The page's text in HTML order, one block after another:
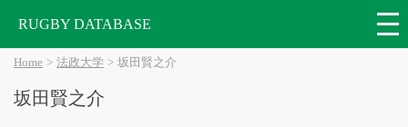
RUGBY DATABASE
Home 法政大学 坂田賢之介
坂田賢之介